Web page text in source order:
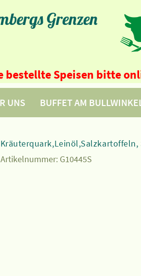
Grenzen
Speisen bitte
UNS BUFFET AM
Kräuterquark,Leinöl,Salzkartoffeln,
Artikelnummer: G10445S